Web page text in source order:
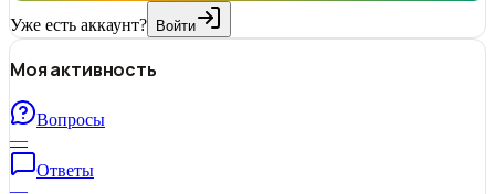
Уже есть аккаунт? Войти
Моя активность
Вопросы
—
Ответы
—